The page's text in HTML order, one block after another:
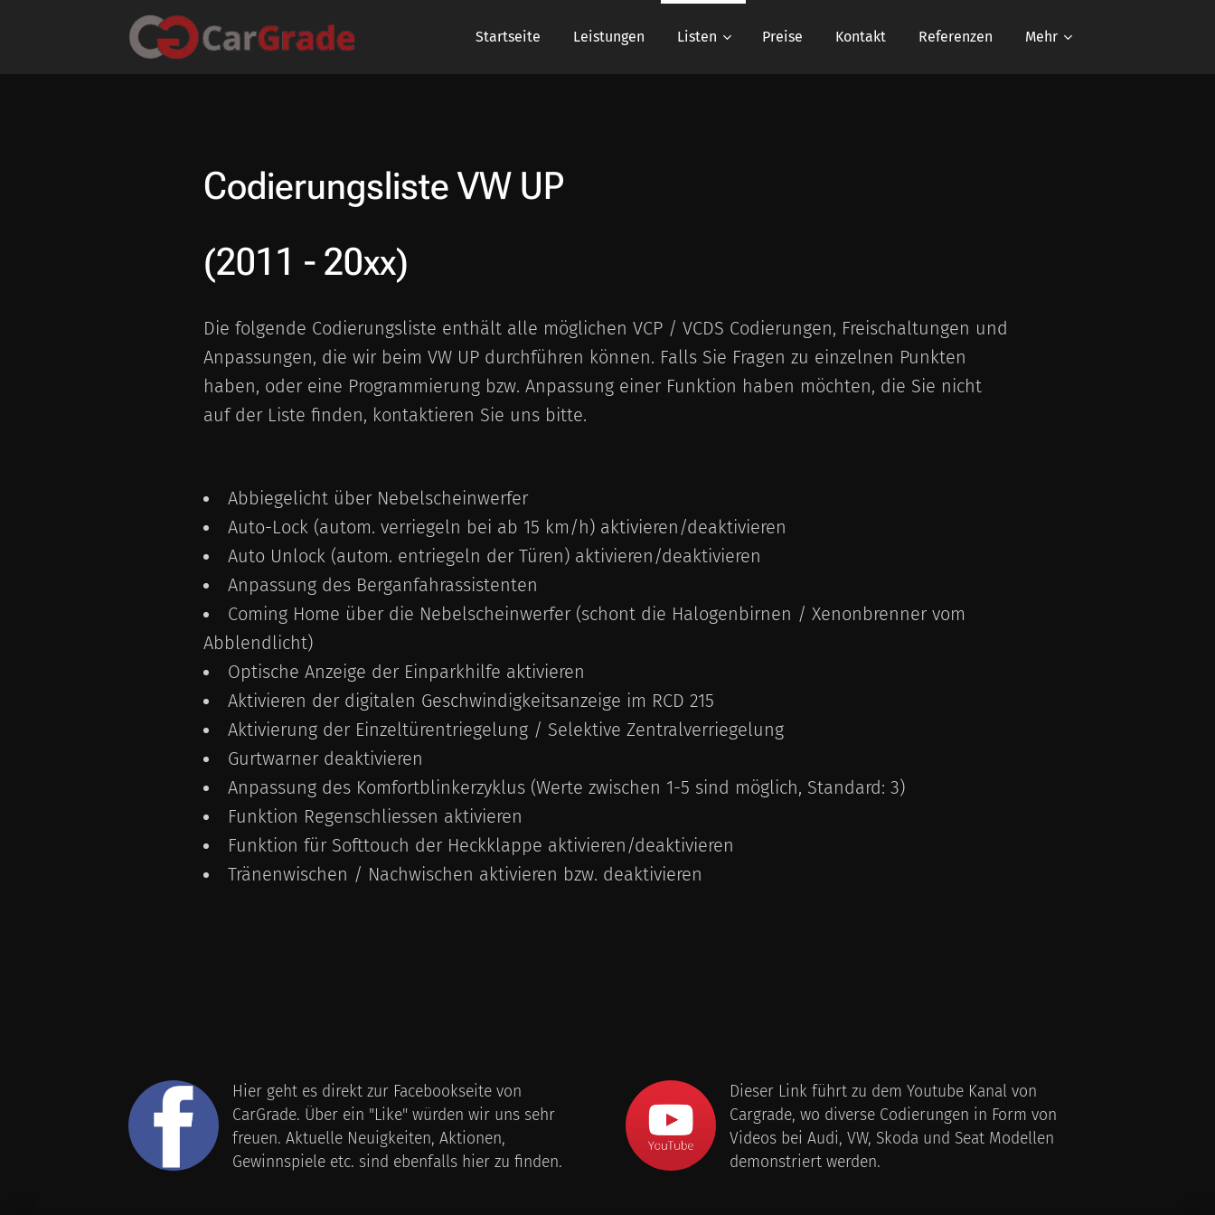
Startseite Leistungen Listen Preise Kontakt Referenzen Mehr
CodierungslisteVW UP
(2011 - 20xx)
Die folgende Codierungsliste enthält alle möglichen VCP / VCDS Codierungen, Freischaltungen und
Anpassungen, die wir beim VW UP durchführen können. Falls Sie Fragen zu einzelnen Punkten
haben, oder eine Programmierung bzw. Anpassung einer Funktion haben möchten, die Sie nicht
auf der Liste finden, kontaktieren Sie uns bitte.
Abbiegelicht über Nebelscheinwerfer
Auto-Lock (autom. verriegeln bei ab 15 km/h) aktivieren/deaktivieren
Auto Unlock (autom. entriegeln der Türen) aktivieren/deaktivieren
Anpassung des Berganfahrassistenten
Coming Home über die Nebelscheinwerfer (schont die Halogenbirnen / Xenonbrenner vom
Abblendlicht)
Optische Anzeige der Einparkhilfe aktivieren
Aktivieren der digitalen Geschwindigkeitsanzeige im RCD 215
Aktivierung der Einzeltürentriegelung / Selektive Zentralverriegelung
Gurtwarner deaktivieren
Anpassung des Komfortblinkerzyklus (Werte zwischen 1-5 sind möglich, Standard: 3)
Funktion Regenschliessen aktivieren
Funktion für Softtouch der Heckklappe aktivieren/deaktivieren
Tränenwischen / Nachwischen aktivieren bzw. deaktivieren
Hier geht es direkt zur Facebookseite von
CarGrade. Über ein "Like" würden wir uns sehr
freuen. Aktuelle Neuigkeiten, Aktionen,
Gewinnspiele etc. sind ebenfalls hier zu finden.
Dieser Link führt zu dem Youtube Kanal von
Cargrade, wo diverse Codierungen in Form von
Videos bei Audi, VW, Skoda und Seat Modellen
demonstriert werden.